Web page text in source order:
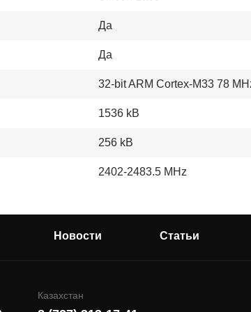
Да
Да
32-bit ARM Cortex-M33 78
1536 kB
256 kB
2402-2483.5 MHz
Новости Статьи
Казахстан